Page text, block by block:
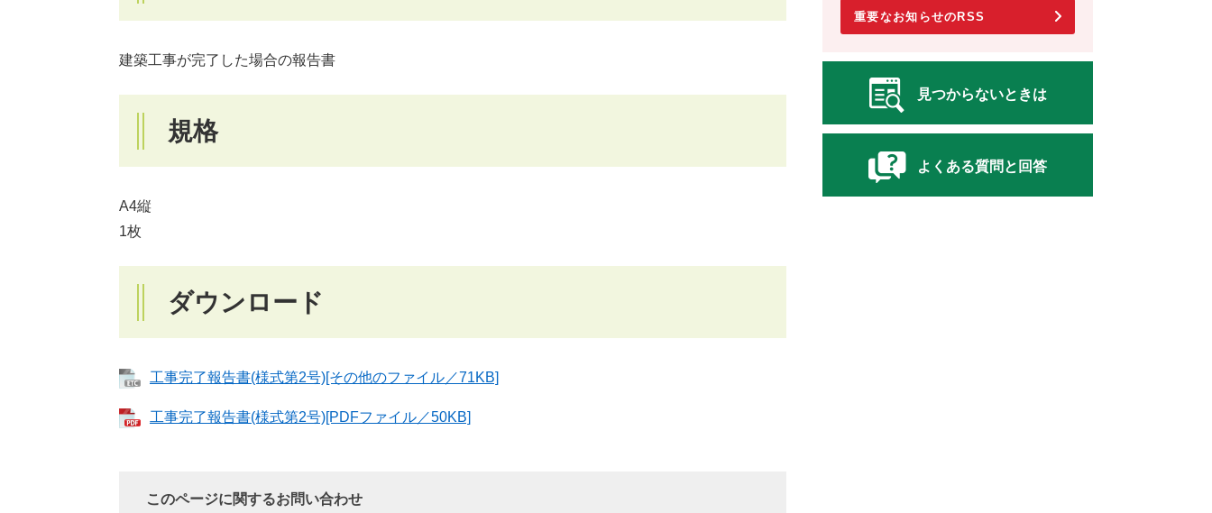
建築工事が完了した場合の報告書
規格
A4縦
1枚
ダウンロード
工事完了報告書(様式第2号)[その他のファイル／71KB]
工事完了報告書(様式第2号)[PDFファイル／50KB]
このページに関するお問い合わせ
重要なお知らせのRSS
見つからないときは
よくある質問と回答